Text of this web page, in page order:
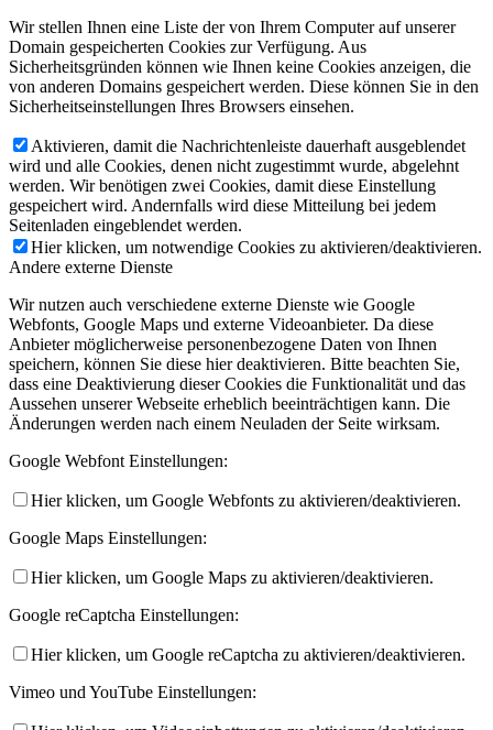
Wir stellen Ihnen eine Liste der von Ihrem Computer auf unserer
Domain gespeicherten Cookies zur Verfügung. Aus
Sicherheitsgründen können wie Ihnen keine Cookies anzeigen, die
von anderen Domains gespeichert werden. Diese können Sie in den
Sicherheitseinstellungen Ihres Browsers einsehen.
Aktivieren, damit die Nachrichtenleiste dauerhaft ausgeblendet
wird und alle Cookies, denen nicht zugestimmt wurde, abgelehnt
werden. Wir benötigen zwei Cookies, damit diese Einstellung
gespeichert wird. Andernfalls wird diese Mitteilung bei jedem
Seitenladen eingeblendet werden.
Hier klicken, um notwendige Cookies zu aktivieren/deaktivieren.
Andere externe Dienste
Wir nutzen auch verschiedene externe Dienste wie Google
Webfonts, Google Maps und externe Videoanbieter. Da diese
Anbieter möglicherweise personenbezogene Daten von Ihnen
speichern, können Sie diese hier deaktivieren. Bitte beachten Sie,
dass eine Deaktivierung dieser Cookies die Funktionalität und das
Aussehen unserer Webseite erheblich beeinträchtigen kann. Die
Änderungen werden nach einem Neuladen der Seite wirksam.
Google Webfont Einstellungen:
Hier klicken, um Google Webfonts zu aktivieren/deaktivieren.
Google Maps Einstellungen:
Hier klicken, um Google Maps zu aktivieren/deaktivieren.
Google reCaptcha Einstellungen:
Hier klicken, um Google reCaptcha zu aktivieren/deaktivieren.
Vimeo und YouTube Einstellungen: